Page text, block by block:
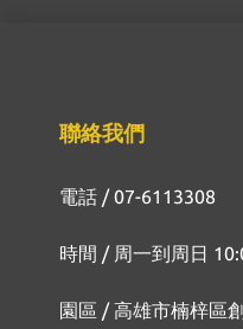
聯絡我們
電話 / 07-6113308
時間 / 周一到周日
園區 / 高雄市楠梓區